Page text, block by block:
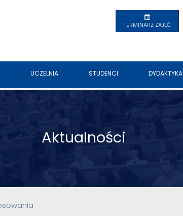
TERMINARZ ZAJĘĆ
UCZELNIA STUDENCI DYDAKTYKA
Aktualności